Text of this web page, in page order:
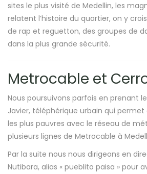
sites le plus visité de Medellin, les
relatent l’histoire du quartier, on y
de rap et reguetton, des groupes de
dans la plus grande sécurité.
Metrocable et
Nous poursuivons parfois en prenant
Javier, téléphérique urbain qui permet
les plus pauvres avec le réseau de
plusieurs lignes de Metrocable à
Par la suite nous nous dirigeons en
Nutibara, alias « pueblito paisa » pour